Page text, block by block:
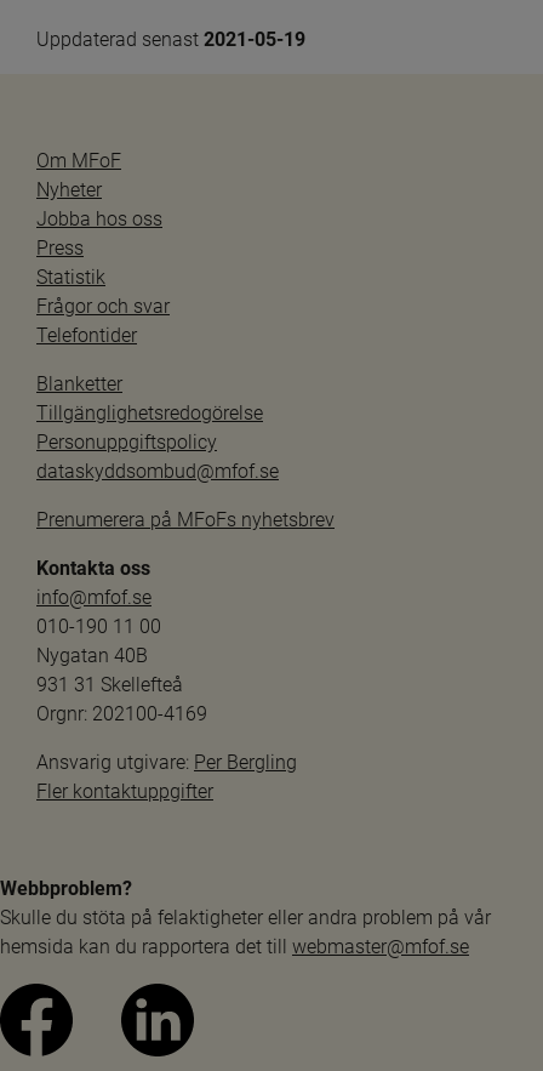
Uppdaterad senast 2021-05-19
Om MFoF
Nyheter
Jobba hos oss
Press
Statistik
Frågor och svar
Telefontider
Blanketter
Tillgänglighetsredogörelse
Personuppgiftspolicy
dataskyddsombud@mfof.se
Prenumerera på MFoFs nyhetsbrev
Kontakta oss
info@mfof.se
010-190 11 00
Nygatan 40B
931 31 Skellefteå
Orgnr: 202100-4169
Ansvarig utgivare: Per Bergling
Fler kontaktuppgifter
Webbproblem?
Skulle du stöta på felaktigheter eller andra problem på vår
hemsida kan du rapportera det till webmaster@mfof.se